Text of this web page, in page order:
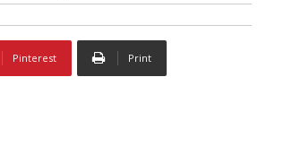
Pinterest Print